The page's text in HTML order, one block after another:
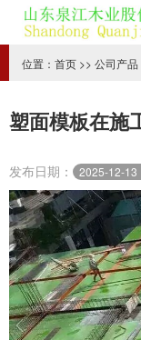
位置： 首页 >> 公司产品
塑面模板在施
发布日期： 2025-12-13